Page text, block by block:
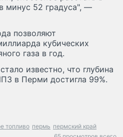
минус 52 градуса", —
позволяют
кубических
газа в год.
известно, что глубина
в Перми достигла 99%.
топливо пермь пермский край